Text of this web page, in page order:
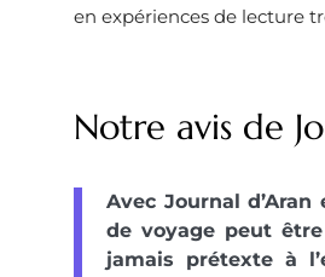
en expériences de lecture
Notre avis de
Avec Journal
de voyage peut
jamais prétexte à